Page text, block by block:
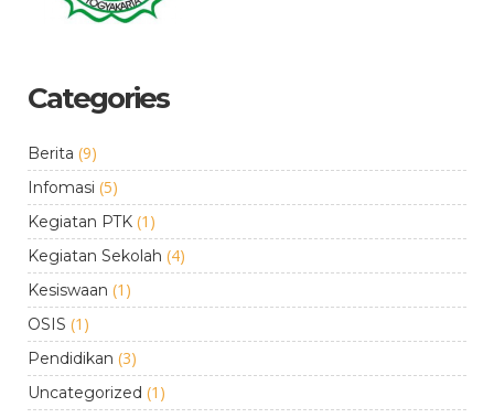
Categories
Berita (9)
Infomasi (5)
Kegiatan PTK (1)
Kegiatan Sekolah (4)
Kesiswaan (1)
OSIS (1)
Pendidikan (3)
Uncategorized (1)